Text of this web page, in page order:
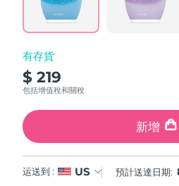
page
link.
有存貨
$ 219
包括增值稅和關稅
新增
运送到 : US 預計送達日期: